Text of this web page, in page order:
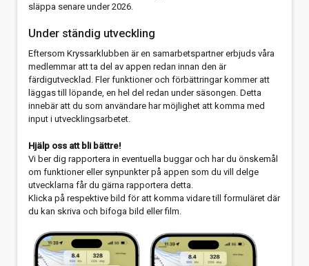
släppa senare under 2026.
Under ständig utveckling
Eftersom Kryssarklubben är en samarbetspartner erbjuds våra
medlemmar att ta del av appen redan innan den är
färdigutvecklad. Fler funktioner och förbättringar kommer att
läggas till löpande, en hel del redan under säsongen. Detta
innebär att du som användare har möjlighet att komma med
input i utvecklingsarbetet.
Hjälp oss att bli bättre!
Vi ber dig rapportera in eventuella buggar och har du önskemål
om funktioner eller synpunkter på appen som du vill delge
utvecklarna får du gärna rapportera detta.
Klicka på respektive bild för att komma vidare till formuläret där
du kan skriva och bifoga bild eller film.